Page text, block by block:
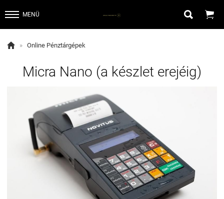
MENÜ  
 » Online Pénztárgépek
Micra Nano (a készlet erejéig)